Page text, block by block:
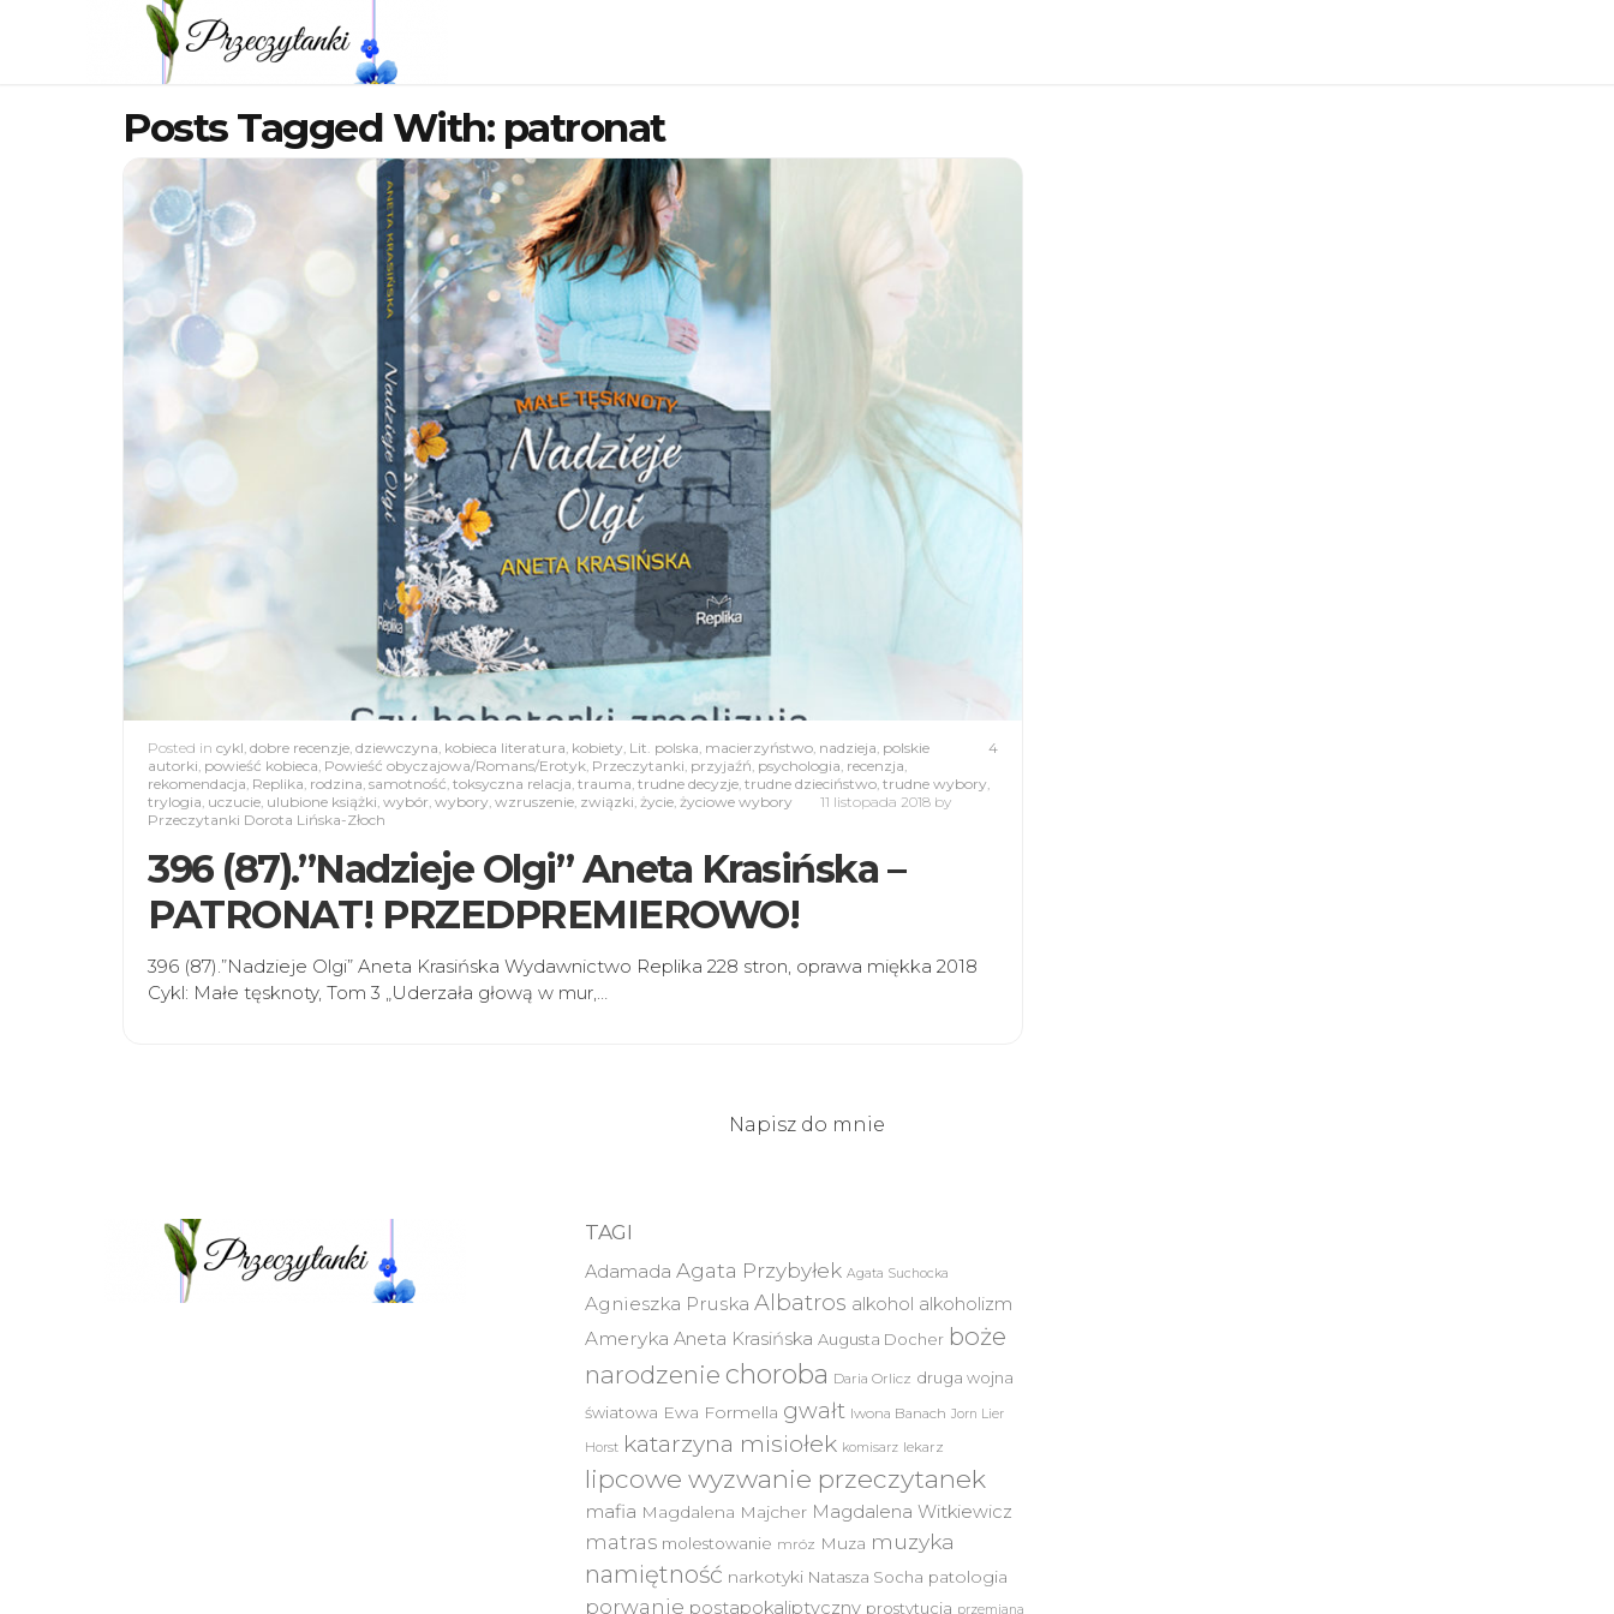
Posts Tagged With: patronat
4
Posted in cykl dobre recenzje dziewczyna kobieca literatura kobiety Lit. polska macierzyństwo nadzieja polskie
autorki powieść kobieca Powieść obyczajowa/Romans/Erotyk Przeczytanki przyjaźń psychologia recenzja
rekomendacja Replika rodzina samotność toksyczna relacja trauma trudne decyzje trudne dzieciństwo trudne wybory
trylogia uczucie ulubione książki wybór wybory wzruszenie związki życie życiowe wybory 11 listopada 2018 by
Przeczytanki Dorota Lińska-Złoch
396 (87).”Nadzieje Olgi” Aneta Krasińska –
PATRONAT! PRZEDPREMIEROWO!
396 (87).”Nadzieje Olgi” Aneta Krasińska Wydawnictwo Replika 228 stron, oprawa miękka 2018
Cykl: Małe tęsknoty, Tom 3 „Uderzała głową w mur,…
Napisz do mnie
TAGI
Adamada Agata Przybyłek Agata Suchocka
Agnieszka Pruska Albatros alkohol alkoholizm
Ameryka Aneta Krasińska Augusta Docher boże
narodzenie choroba Daria Orlicz druga wojna
światowa Ewa Formella gwałt Iwona Banach Jorn Lier
Horst katarzyna misiołek komisarz lekarz
lipcowe wyzwanie przeczytanek
mafia Magdalena Majcher Magdalena Witkiewicz
matras molestowanie mróz Muza muzyka
namiętność narkotyki Natasza Socha patologia
porwanie postapokaliptyczny prostytucja przemiana